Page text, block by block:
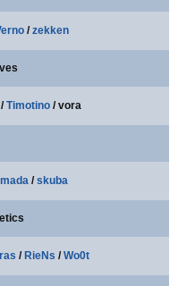
/zekken
/Timotino/ vora
mada /skuba
/ RieNs /Wo0t